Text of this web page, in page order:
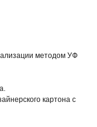
методом УФ
картона с